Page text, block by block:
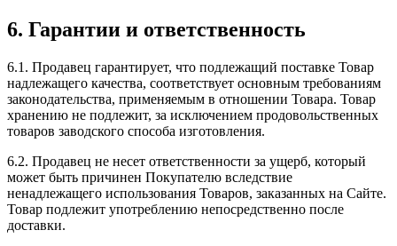
6. Гарантии и ответственность
6.1. Продавец гарантирует, что подлежащий поставке Товар
надлежащего качества, соответствует основным требованиям
законодательства, применяемым в отношении Товара. Товар
хранению не подлежит, за исключением продовольственных
товаров заводского способа изготовления.
6.2. Продавец не несет ответственности за ущерб, который
может быть причинен Покупателю вследствие
ненадлежащего использования Товаров, заказанных на Сайте.
Товар подлежит употреблению непосредственно после
доставки.